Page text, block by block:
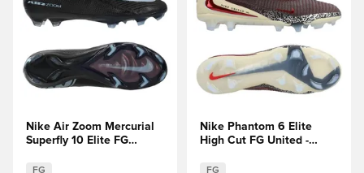
Nike Air Zoom Mercurial
Superfly 10 Elite FG
FG
Nike Phantom 6 Elite
High Cut FG United -
Red/Grijs
FG